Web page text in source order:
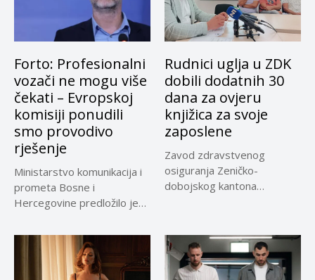
Forto: Profesionalni
vozači ne mogu više
čekati – Evropskoj
komisiji ponudili
smo provodivo
rješenje
Ministarstvo komunikacija i
prometa Bosne i
Hercegovine predložilo je
privremeno...
Rudnici uglja u ZDK
dobili dodatnih 30
dana za ovjeru
knjižica za svoje
zaposlene
Zavod zdravstvenog
osiguranja Zeničko-
dobojskog kantona